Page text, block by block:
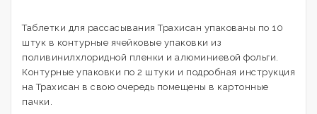
Таблетки для рассасывания Трахисан упакованы по 10
штук в контурные ячейковые упаковки из
поливинилхлоридной пленки и алюминиевой фольги.
Контурные упаковки по 2 штуки и подробная инструкция
на Трахисан в свою очередь помещены в картонные
пачки.